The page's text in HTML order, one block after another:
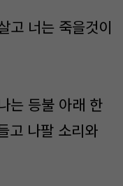
고 너는 죽을것이
는 등불 아래 한
고 나팔 소리와